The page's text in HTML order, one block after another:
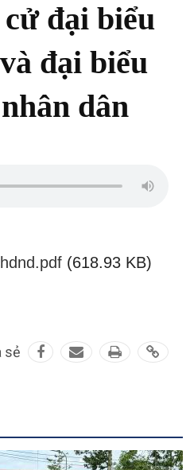
đại biểu
đại biểu
dân
(618.93 KB)
sẻ